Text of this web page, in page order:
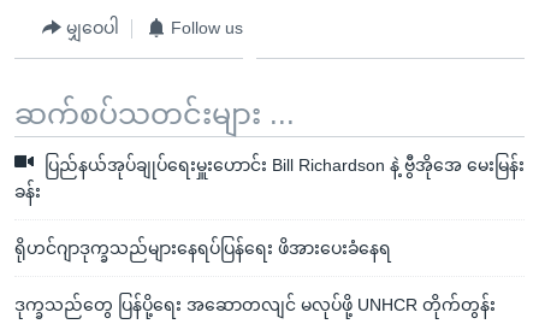
မျှဝေပါ Follow us
ဆက်စပ်သတင်းများ ...
ပြည်နယ်အုပ်ချုပ်ရေးမှူးဟောင်း Bill Richardson နဲ့ ဗွီအိုအေ မေးမြန်း
ခန်း
ရိုဟင်ဂျာဒုက္ခသည်များနေရပ်ပြန်ရေး ဖိအားပေးခံနေရ
ဒုက္ခသည်တွေ ပြန်ပို့ရေး အဆောတလျင် မလုပ်ဖို့ UNHCR တိုက်တွန်း